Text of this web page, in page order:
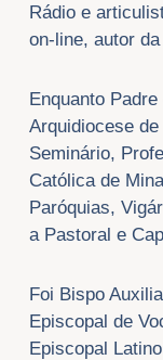
Rádio e
on-line, autor
Enquanto
Arquidiocese
Seminário,
Católica de
Paróquias,
a Pastoral e
Foi Bispo
Episcopal de
Episcopal